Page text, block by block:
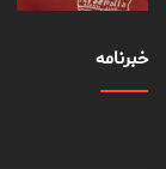
خبرنامه